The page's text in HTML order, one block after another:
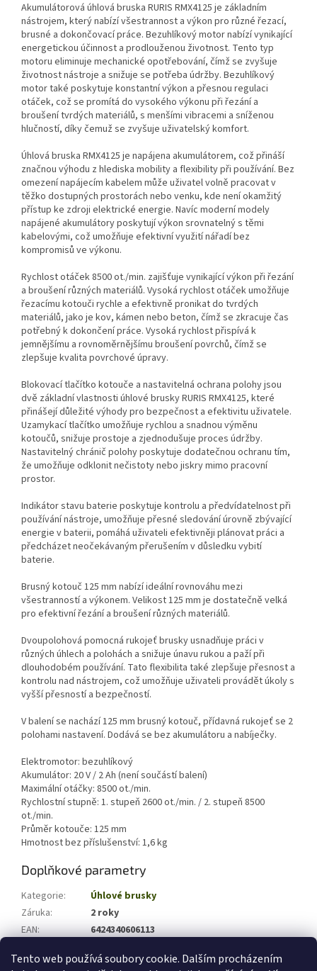
Tento web používá soubory cookie. Dalším procházením
Akumulátorová úhlová bruska RURIS RMX4125 je základním
nástrojem, který nabízí všestrannost a výkon pro různé řezací,
brusné a dokončovací práce. Bezuhlíkový motor nabízí vynikající
energetickou účinnost a prodlouženou životnost. Tento typ
motoru eliminuje mechanické opotřebování, čímž se zvyšuje
životnost nástroje a snižuje se potřeba údržby. Bezuhlíkový
motor také poskytuje konstantní výkon a přesnou regulaci
otáček, což se promítá do vysokého výkonu při řezání a
broušení tvrdých materiálů, s menšími vibracemi a sníženou
hlučností, díky čemuž se zvyšuje uživatelský komfort.
Úhlová bruska RMX4125 je napájena akumulátorem, což přináší
značnou výhodu z hlediska mobility a flexibility při používání. Bez
omezení napájecím kabelem může uživatel volně pracovat v
těžko dostupných prostorách nebo venku, kde není okamžitý
přístup ke zdroji elektrické energie. Navíc moderní modely
napájené akumulátory poskytují výkon srovnatelný s těmi
kabelovými, což umožňuje efektivní využití nářadí bez
kompromisů ve výkonu.
Rychlost otáček 8500 ot./min. zajišťuje vynikající výkon při řezání
a broušení různých materiálů. Vysoká rychlost otáček umožňuje
řezacímu kotouči rychle a efektivně pronikat do tvrdých
materiálů, jako je kov, kámen nebo beton, čímž se zkracuje čas
potřebný k dokončení práce. Vysoká rychlost přispívá k
jemnějšímu a rovnoměrnějšímu broušení povrchů, čímž se
zlepšuje kvalita povrchové úpravy.
Blokovací tlačítko kotouče a nastavitelná ochrana polohy jsou
dvě základní vlastnosti úhlové brusky RURIS RMX4125, které
přinášejí důležité výhody pro bezpečnost a efektivitu uživatele.
Uzamykací tlačítko umožňuje rychlou a snadnou výměnu
kotoučů, snižuje prostoje a zjednodušuje proces údržby.
Nastavitelný chránič polohy poskytuje dodatečnou ochranu tím,
že umožňuje odklonit nečistoty nebo jiskry mimo pracovní
prostor.
Indikátor stavu baterie poskytuje kontrolu a předvídatelnost při
používání nástroje, umožňuje přesné sledování úrovně zbývající
energie v baterii, pomáhá uživateli efektivněji plánovat práci a
předcházet neočekávaným přerušením v důsledku vybití
baterie.
Brusný kotouč 125 mm nabízí ideální rovnováhu mezi
všestranností a výkonem. Velikost 125 mm je dostatečně velká
pro efektivní řezání a broušení různých materiálů.
Dvoupolohová pomocná rukojeť brusky usnadňuje práci v
různých úhlech a polohách a snižuje únavu rukou a paží při
dlouhodobém používání. Tato flexibilita také zlepšuje přesnost a
kontrolu nad nástrojem, což umožňuje uživateli provádět úkoly s
vyšší přesností a bezpečností.
V balení se nachází 125 mm brusný kotouč, přídavná rukojeť se 2
polohami nastavení. Dodává se bez akumulátoru a nabíječky.
Elektromotor: bezuhlíkový
Akumulátor: 20 V / 2 Ah (není součástí balení)
Maximální otáčky: 8500 ot./min.
Rychlostní stupně: 1. stupeň 2600 ot./min. / 2. stupeň 8500
ot./min.
Průměr kotouče: 125 mm
Hmotnost bez příslušenství: 1,6 kg
Doplňkové parametry
Kategorie:
Úhlové brusky
Záruka:
2 roky
EAN:
6424340606113